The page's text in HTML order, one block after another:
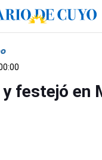
festejó en